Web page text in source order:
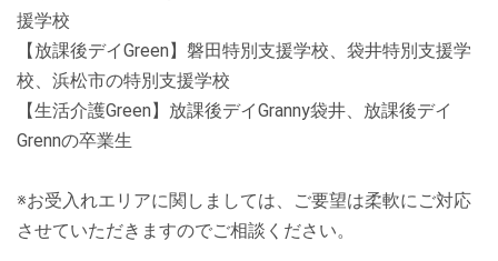
援学校
【放課後デイGreen】磐田特別支援学校、袋井特別支援学
校、浜松市の特別支援学校
【生活介護Green】放課後デイGranny袋井、放課後デイ
Grennの卒業生
※お受入れエリアに関しましては、ご要望は柔軟にご対応
させていただきますのでご相談ください。